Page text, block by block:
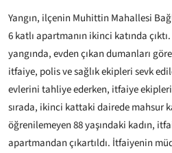
Yangın, ilçenin Muhittin Mahallesi
6 katlı apartmanın ikinci katında
yangında, evden çıkan dumanları
itfaiye, polis ve sağlık ekipleri sevk
evlerini tahliye ederken, itfaiye
sırada, ikinci kattaki dairede mahsur
öğrenilemeyen 88 yaşındaki kadın,
apartmandan çıkartıldı. İtfaiyenin